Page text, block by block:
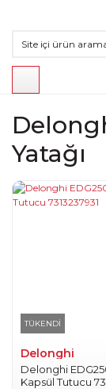
Yatağı
TÜKENDİ
Delonghi
Delonghi
Kapsül Tutucu